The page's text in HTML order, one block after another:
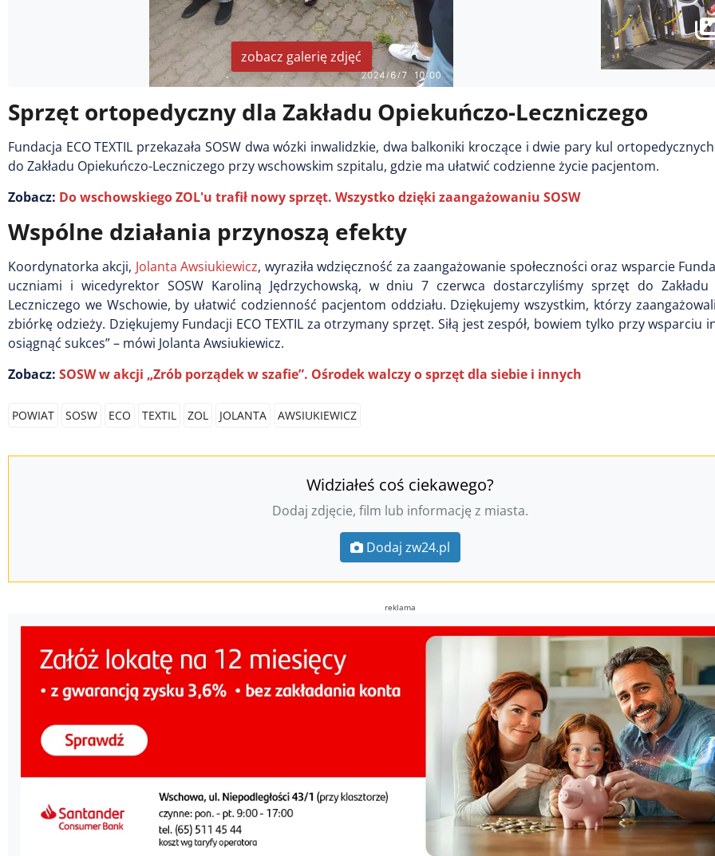
zobacz galerię zdjęć
Sprzęt ortopedyczny dla Zakładu Opiekuńczo-Leczniczego
Fundacja ECO TEXTIL przekazała SOSW dwa wózki inwalidzkie, dwa balkoniki kroczące i dwie pary kul
do Zakładu Opiekuńczo-Leczniczego przy wschowskim szpitalu, gdzie ma ułatwić codzienne życie pacjentom.
Zobacz: Do wschowskiego ZOL'u trafił nowy sprzęt. Wszystko dzięki zaangażowaniu SOSW
Wspólne działania przynoszą efekty
Koordynatorka akcji, Jolanta Awsiukiewicz, wyraziła wdzięczność za zaangażowanie społeczności oraz wsparcie
uczniami i wicedyrektor SOSW Karoliną Jędrzychowską, w dniu 7 czerwca dostarczyliśmy sprzęt do Zakładu
Leczniczego we Wschowie, by ułatwić codzienność pacjentom oddziału. Dziękujemy wszystkim, którzy
zbiórkę odzieży. Dziękujemy Fundacji ECO TEXTIL za otrzymany sprzęt. Siłą jest zespół, bowiem tylko przy wsparciu
osiągnąć sukces” – mówi Jolanta Awsiukiewicz.
Zobacz: SOSW w akcji „Zrób porządek w szafie”. Ośrodek walczy o sprzęt dla siebie i innych
POWIAT SOSW ECO TEXTIL ZOL JOLANTA AWSIUKIEWICZ
Widziałeś coś ciekawego?
Dodaj zdjęcie, film lub informację z miasta.
Dodaj zw24.pl
reklama